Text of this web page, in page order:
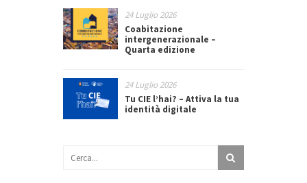
24 Luglio 2026
Coabitazione
intergenerazionale –
Quarta edizione
24 Luglio 2026
Tu CIE l’hai? – Attiva la tua
identità digitale